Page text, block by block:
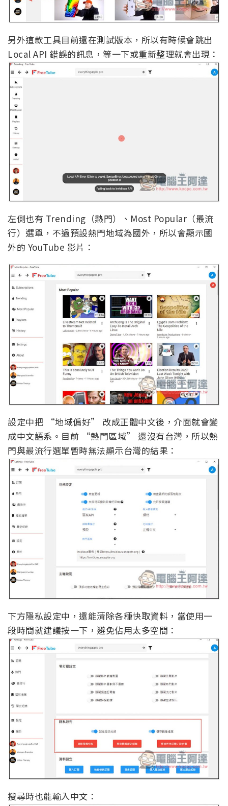
另外這款工具目前還在測試版本，所以有時候會跳出
Local API 錯誤的訊息，等一下或重新整理就會出現：
左側也有 Trending（熱門）、Most Popular（最流
行）選單，不過預設熱門地域為國外，所以會顯示國
外的 YouTube 影片：
設定中把 “地域偏好” 改成正體中文後，介面就會變
成中文語系。目前 “熱門區域” 還沒有台灣，所以熱
門與最流行選單暫時無法顯示台灣的結果：
下方隱私設定中，還能清除各種快取資料，當使用一
段時間就建議按一下，避免佔用太多空間：
搜尋時也能輸入中文：